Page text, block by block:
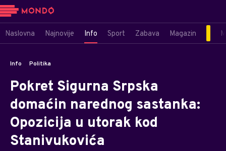
Naslovna Najnovije Info Sport Zabava Magazin
Info Politika
Pokret Sigurna Srpska
domaćin narednog sastanka:
Opozicija u utorak kod
Stanivukovića